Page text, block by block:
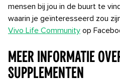
mensen bij jou in de buurt te
waarin je geïnteresseerd zou
Vivo Life Community op
Meer informatie
supplementen